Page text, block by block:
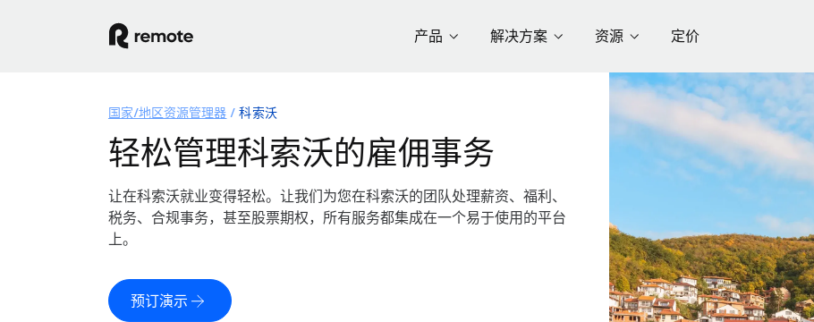
产品 解决方案 资源 定价
国家/地区资源管理器 科索沃
轻松管理科索沃的雇佣事务
让在科索沃就业变得轻松。让我们为您在科索沃的团队处理薪资、福利、
税务、合规事务，甚至股票期权，所有服务都集成在一个易于使用的平台
上。
预订演示